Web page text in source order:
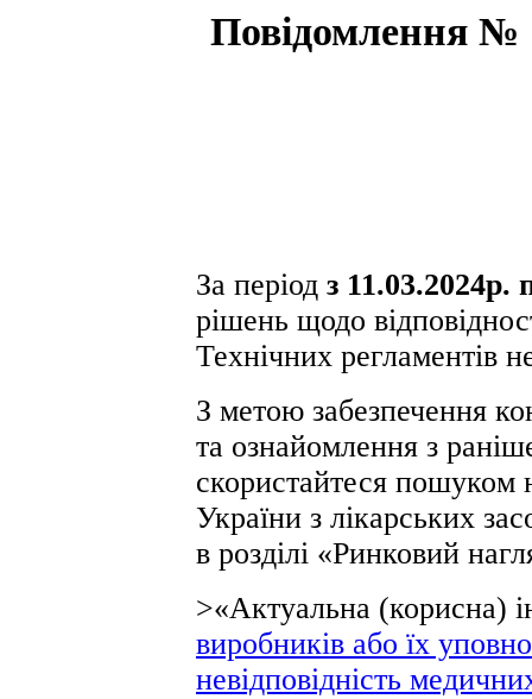
Повідомлення №
За період з 11.03.2024р.
рішень щодо
Технічних регламентів
З метою забезпечення
та ознайомлення з
скористайтеся пошуком
України з лікарських
в розділі «Ринковий
>«Актуальна (корисна)
виробників або їх
невідповідність